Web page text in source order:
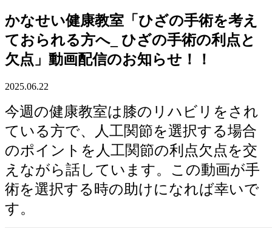
かなせい健康教室「ひざの手術を考え
ておられる方へ_ ひざの手術の利点と
欠点」動画配信のお知らせ！！
2025.06.22
今週の健康教室は膝のリハビリをされ
ている方で、人工関節を選択する場合
のポイントを人工関節の利点欠点を交
えながら話しています。この動画が手
術を選択する時の助けになれば幸いで
す。